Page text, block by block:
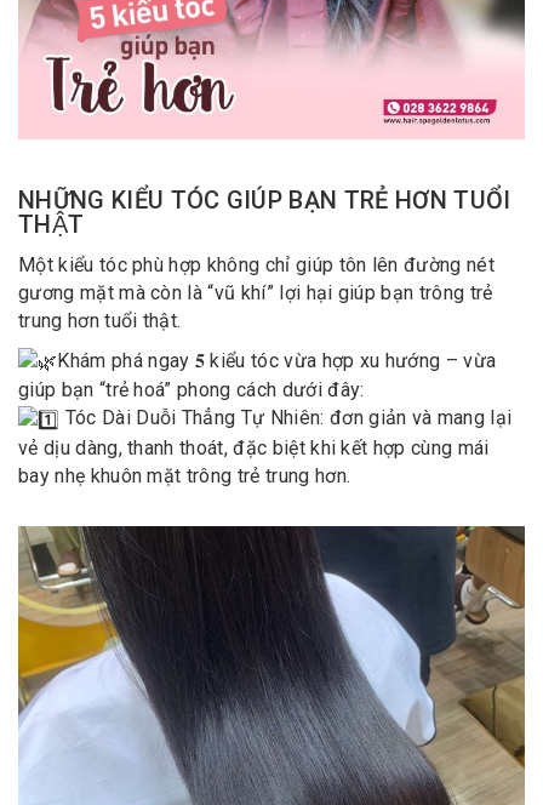
NHỮNG KIỂU TÓC GIÚP BẠN TRẺ HƠN TUỔI
THẬT
Một kiểu tóc phù hợp không chỉ giúp tôn lên đường nét
gương mặt mà còn là “vũ khí” lợi hại giúp bạn trông trẻ
trung hơn tuổi thật.
Khám phá ngay 𝟓 kiểu tóc vừa hợp xu hướng – vừa
giúp bạn “trẻ hoá” phong cách dưới đây:
Tóc Dài Duỗi Thẳng Tự Nhiên: đơn giản và mang lại
vẻ dịu dàng, thanh thoát, đặc biệt khi kết hợp cùng mái
bay nhẹ khuôn mặt trông trẻ trung hơn.